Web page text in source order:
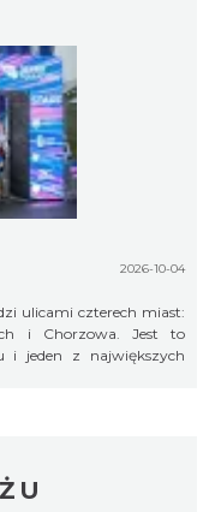
2026-10-04
ulicami czterech miast:
i Chorzowa. Jest to
i jeden z największych